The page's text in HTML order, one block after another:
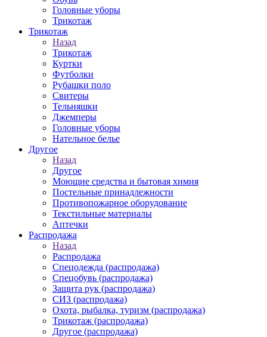
Головные уборы
Трикотаж
Трикотаж
Назад
Трикотаж
Куртки
Футболки
Рубашки поло
Свитеры
Тельняшки
Джемперы
Головные уборы
Нательное белье
Другое
Назад
Другое
Моющие средства и бытовая химия
Постельные принадлежности
Противопожарное оборудование
Текстильные материалы
Аптечки
Распродажа
Назад
Распродажа
Спецодежда (распродажа)
Спецобувь (распродажа)
Защита рук (распродажа)
СИЗ (распродажа)
Охота, рыбалка, туризм (распродажа)
Трикотаж (распродажа)
Другое (распродажа)